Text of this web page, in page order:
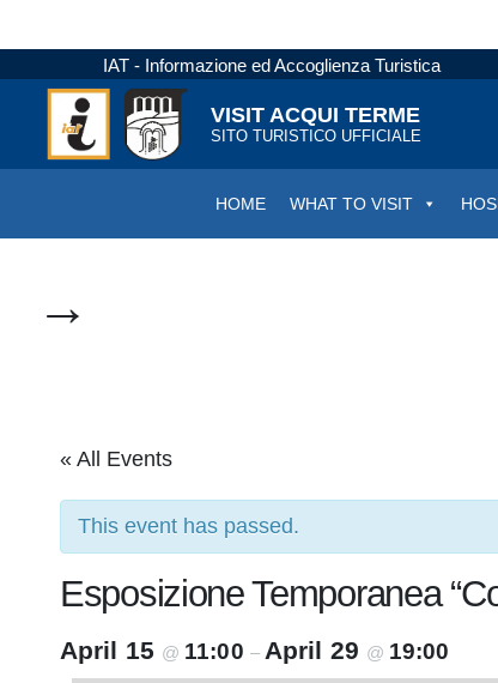
IAT - Informazione ed Accoglienza Turistica
VISIT ACQUI TERME
SITO TURISTICO UFFICIALE
HOME WHAT TO VISIT
→
« All Events
This event has passed.
Esposizione Temporanea
April 15 @ 11:00 – April 29 @ 19:00